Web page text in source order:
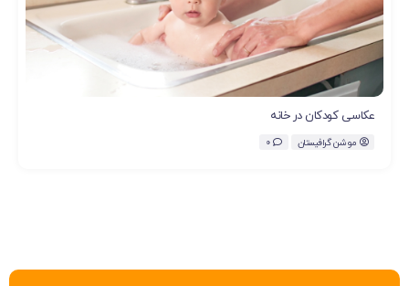
عکاسی کودکان در خانه
موشن گرافیستان 0